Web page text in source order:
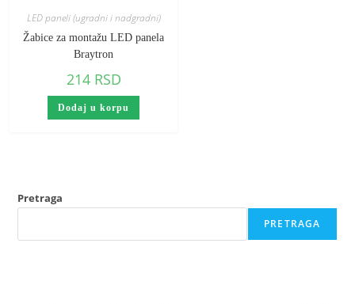
LED paneli (ugradni i nadgradni)
Žabice za montažu LED panela
Braytron
214 RSD
Dodaj u korpu
Pretraga
PRETRAGA